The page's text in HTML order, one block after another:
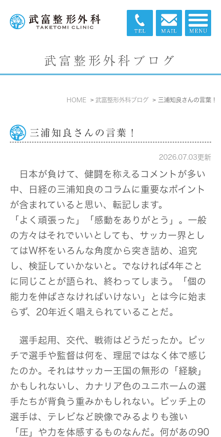
武富整形外科ブログ
HOME 武富整形外科ブログ 三浦知良さんの言葉！
三浦知良さんの言葉！
2026.07.03更新
日本が負けて、健闘を称えるコメントが多い
中、日経の三浦知良のコラムに重要なポイント
が含まれていると思い、転記します。
「よく頑張った」「感動をありがとう」。一般
の方々はそれでいいとしても、サッカー界とし
てはW杯をいろんな角度から突き詰め、追究
し、検証していかないと。でなければ4年ごと
に同じことが語られ、終わってしまう。「個の
能力を伸ばさなければいけない」とは今に始ま
らず、20年近く唱えられていることだ。
選手起用、交代、戦術はどうだったか。ピッ
チで選手や監督は何を、理屈ではなく体で感じ
たのか。それはサッカー王国の無形の「経験」
かもしれないし、カナリア色のユニホームの選
手たちが背負う重みかもしれない。ピッチ上の
選手は、テレビなど映像でみるよりも強い
「圧」や力を体感するものなんだ。何があの90